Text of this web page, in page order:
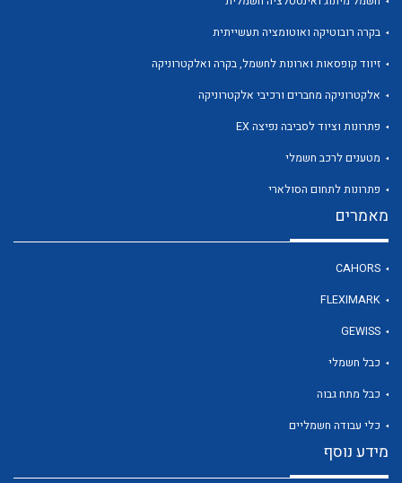
בקרה רובוטיקה ואוטומציה תעשייתית
זיווד קופסאות וארונות לחשמל, בקרה ואלקטרוניקה
אלקטרוניקה מחברים ורכיבי אלקטרוניקה
פתרונות וציוד לסביבה נפיצה EX
מטענים לרכב חשמלי
פתרונות לתחום הסולארי
מאמרים
CAHORS
FLEXIMARK
GEWISS
כבל חשמלי
כבל מתח גבוה
כלי עבודה חשמליים
מידע נוסף